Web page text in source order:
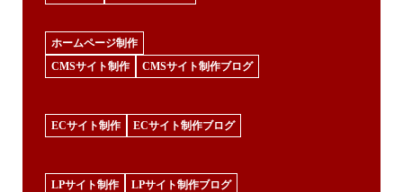
ホームページ制作
CMSサイト制作
CMSサイト制作ブログ
ECサイト制作 ECサイト制作ブログ
LPサイト制作 LPサイト制作ブログ